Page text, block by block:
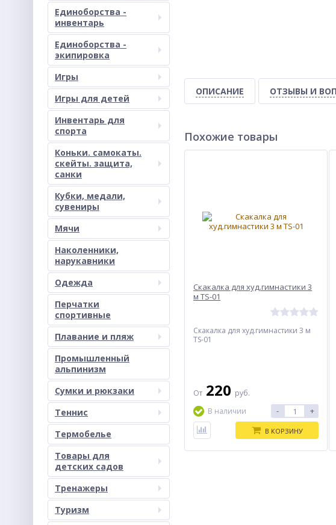
Единоборства -
инвентарь
Единоборства -
экипировка
Игры
Игры для детей
Инвентарь для
спорта
Коньки. самокаты.
скейты. защита,
санки
Кубки, медали,
сувениры
Мячи
Наколенники,
нарукавники
Одежда
Перчатки
спортивные
Плавание и пляж
Промышленный
альпинизм
Сумки и рюкзаки
Теннис
Термобелье
Товары для
детских садов
Тренажеры
Туризм
ОПИСАНИЕ ОТЗЫВЫ И
Похожие товары
Скакалка для худ.гимнастики 3
м ТS-01
Скакалка для худ.гимнастики 3 м
ТS-01
От 220 руб.
В наличии
- +
В КОРЗИНУ